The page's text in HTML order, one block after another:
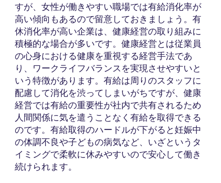
すが、女性が働きやすい職場では有給消化率が
高い傾向もあるので留意しておきましょう。有
休消化率が高い企業は、健康経営の取り組みに
積極的な場合が多いです。健康経営とは従業員
の心身における健康を重視する経営手法であ
り、ワークライフバランスを実現させやすいと
いう特徴があります。有給は周りのスタッフに
配慮して消化を渋ってしまいがちですが、健康
経営では有給の重要性が社内で共有されるため
人間関係に気を遣うことなく有給を取得できる
のです。有給取得のハードルが下がると妊娠中
の体調不良や子どもの病気など、いざというタ
イミングで柔軟に休みやすいので安心して働き
続けられます。